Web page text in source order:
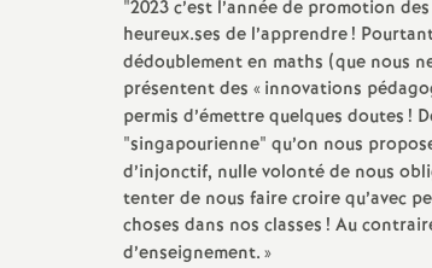
et notre statut
Droits et liberté
Archives
Autoévaluation des
établissements : ressources
utiles [au 12/11/2025]
Plan de formation Laïcité
Réforme du collège Choc des
Savoirs
Salaires - Pacte / Socle
Outils pour
textes...)
Echos des
Inclusion
"2023 c’est l’année de promotion
heureux.ses de l’apprendre!
dédoublement en maths (que nous
présentent des «innovations
permis d’émettre quelques doutes !
"singapourienne" qu’on nous
d’injonctif, nulle volonté de nous
tenter de nous faire croire qu’avec
choses dans nos classes ! Au
d’enseignement.»